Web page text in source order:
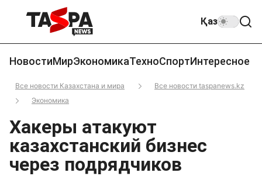
Қаз
НовостиМирЭкономикаТехноСпортИнтересное
Все новости Казахстана и мира
Все новости taspanews.kz
Экономика
Хакеры атакуют
казахстанский бизнес
через подрядчиков